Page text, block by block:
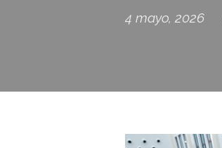
4 mayo, 2026